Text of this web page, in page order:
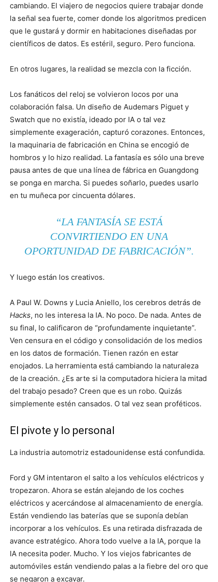
cambiando. El viajero de negocios quiere trabajar donde
la señal sea fuerte, comer donde los algoritmos predicen
que le gustará y dormir en habitaciones diseñadas por
científicos de datos. Es estéril, seguro. Pero funciona.
En otros lugares, la realidad se mezcla con la ficción.
Los fanáticos del reloj se volvieron locos por una
colaboración falsa. Un diseño de Audemars Piguet y
Swatch que no existía, ideado por IA o tal vez
simplemente exageración, capturó corazones. Entonces,
la maquinaria de fabricación en China se encogió de
hombros y lo hizo realidad. La fantasía es sólo una breve
pausa antes de que una línea de fábrica en Guangdong
se ponga en marcha. Si puedes soñarlo, puedes usarlo
en tu muñeca por cincuenta dólares.
“LA FANTASÍA SE ESTÁ
CONVIRTIENDO EN UNA
OPORTUNIDAD DE FABRICACIÓN”.
Y luego están los creativos.
A Paul W. Downs y Lucia Aniello, los cerebros detrás de
Hacks, no les interesa la IA. No poco. De nada. Antes de
su final, lo calificaron de “profundamente inquietante”.
Ven censura en el código y consolidación de los medios
en los datos de formación. Tienen razón en estar
enojados. La herramienta está cambiando la naturaleza
de la creación. ¿Es arte si la computadora hiciera la mitad
del trabajo pesado? Creen que es un robo. Quizás
simplemente estén cansados. O tal vez sean proféticos.
El pivote y lo personal
La industria automotriz estadounidense está confundida.
Ford y GM intentaron el salto a los vehículos eléctricos y
tropezaron. Ahora se están alejando de los coches
eléctricos y acercándose al almacenamiento de energía.
Están vendiendo las baterías que se suponía debían
incorporar a los vehículos. Es una retirada disfrazada de
avance estratégico. Ahora todo vuelve a la IA, porque la
IA necesita poder. Mucho. Y los viejos fabricantes de
automóviles están vendiendo palas a la fiebre del oro que
se negaron a excavar.